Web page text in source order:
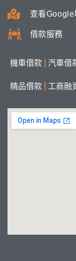
查看Google
借款服務
機車借款 汽車借
精品借款 工商融